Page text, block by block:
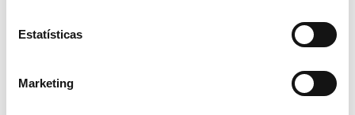
Estatísticas
Marketing
Mais iniciativas